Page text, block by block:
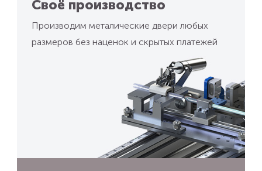
Своё производство
Производим металические двери любых
размеров без наценок и скрытых платежей